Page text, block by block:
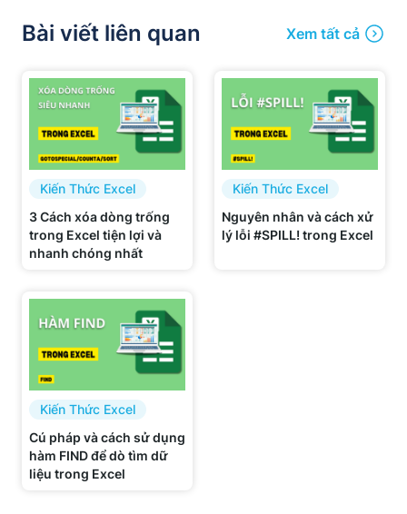
Bài viết liên quan Xem tất cả
Kiến Thức Excel
3 Cách xóa dòng trống
trong Excel tiện lợi và
nhanh chóng nhất
Kiến Thức Excel
Nguyên nhân và cách xử
lý lỗi #SPILL! trong Excel
Kiến Thức Excel
Cú pháp và cách sử dụng
hàm FIND để dò tìm dữ
liệu trong Excel